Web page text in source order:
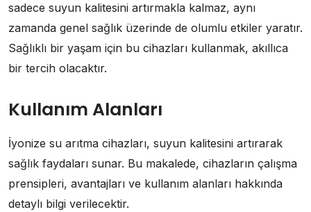
sadece suyun kalitesini artırmakla kalmaz, aynı
zamanda genel sağlık üzerinde de olumlu etkiler yaratır.
Sağlıklı bir yaşam için bu cihazları kullanmak, akıllıca
bir tercih olacaktır.
Kullanım Alanları
İyonize su arıtma cihazları, suyun kalitesini artırarak
sağlık faydaları sunar. Bu makalede, cihazların çalışma
prensipleri, avantajları ve kullanım alanları hakkında
detaylı bilgi verilecektir.